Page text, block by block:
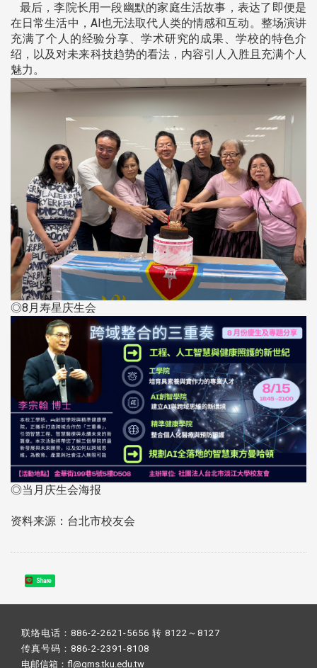
最后，李院长用一段幽默的家庭生活故事，表达了即便是
在日常生活中，AI也无法取代人类的情感和互动。整场演讲
充满了个人的经验分享、学术研究的成果、学校的特色介
绍，以及对未来科技趋势的看法，内容引人入胜且充满个人
魅力。
◎8月寿星庆生会
◎当月庆生会海报
资料来源：台北市校友会
Share
联络电话：886-2-2621-5656 转 8122～8127
传真号码：886-2-2391-8108
电邮信箱：fl@gms.tku.edu.tw